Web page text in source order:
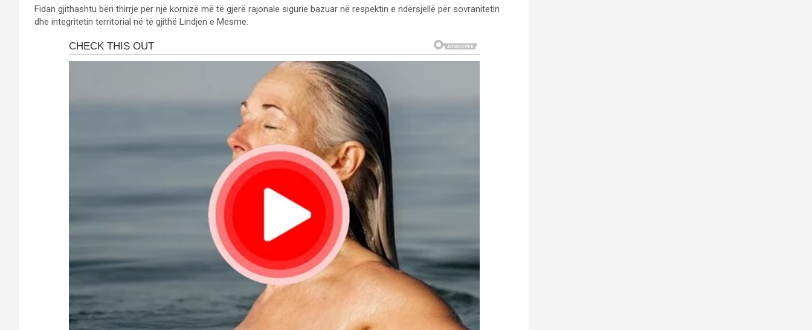
Fidan gjithashtu bëri thirrje për një kornizë më të gjerë rajonale sigurie bazuar në respektin e ndërsjellë për sovranitetin
dhe integritetin territorial në të gjithë Lindjen e Mesme.